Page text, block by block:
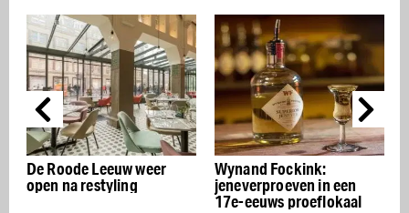
De Roode Leeuw weer
open na restyling
Wynand Fockink:
jeneverproeven in een
17e-eeuws proeflokaal